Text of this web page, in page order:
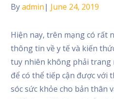
Byadmin
Posted
June 24, 2019
Hiện nay, trên mạng có rất
thông tin về y tế và kiến
tuy nhiên không phải trang
để có thể tiếp cận được với
sóc sức khỏe cho bản thân